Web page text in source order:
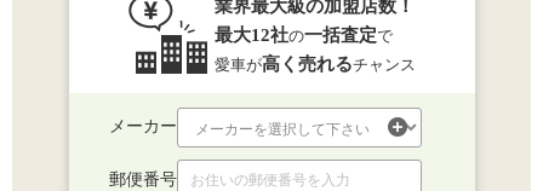
業界最大級の加盟店数！
最大12社の一括査定で
愛車が高く売れるチャンス
メーカー
郵便番号